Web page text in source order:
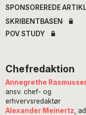
SPONSOREREDE
SKRIBENTBASEN
POV STUDY
Chefredaktion
Annegrethe
ansv. chef- og
erhvervsredaktør
Alexander Meinertz ,